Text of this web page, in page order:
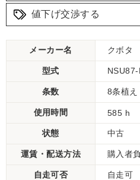
値下げ交渉する
メーカー名 クボタ
型式
条数 8条植え
使用時間 585 h
状態 中古
運賃・配送方法 購入者
自走可否 自走可